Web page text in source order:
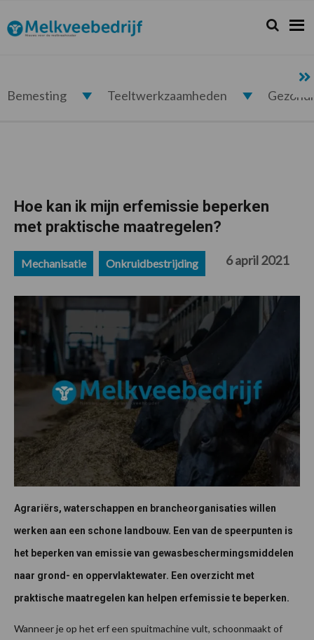
de
hoofdnavigatie
de
hoofd
de
eerste
de
voettekst
Melkveebedrijf.nl Zoeken...
Zoek
Bemesting Teeltwerkzaamheden
Hoe kan ik mijn erfemissie beperken
met praktische maatregelen?
Mechanisatie Onkruidbestrijding 6 april 2021
Agrariërs, waterschappen en brancheorganisaties willen
werken aan een schone landbouw. Een van de speerpunten is
het beperken van emissie van gewasbeschermingsmiddelen
naar grond- en oppervlaktewater. Een overzicht met
praktische maatregelen kan helpen erfemissie te beperken.
Wanneer je op het erf een spuitmachine vult, schoonmaakt of